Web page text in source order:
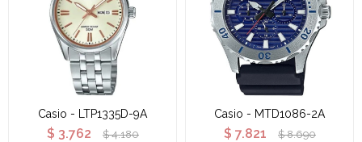
Casio - LTP1335D-9A
$ 3.762 $ 4.180
Casio - MTD1086-2A
$ 7.821 $ 8.690